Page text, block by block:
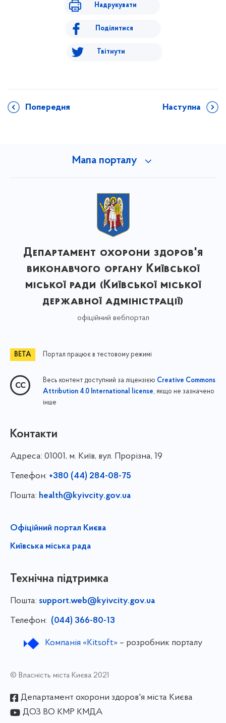
Надрукувати
Поділитися
Твітнути
Попередня Наступна
Мапа порталу
Департамент охорони здоров'я
виконавчого органу Київської
міської ради (Київської міської
державної адміністрації)
офіційний вебпортал
Портал працює в тестовому режимі
Весь контент доступний за ліцензією Creative Commons
Attribution 4.0 International license, якщо не зазначено
інше
Контакти
Адреса: 01001, м. Київ, вул. Прорізна, 19
Телефон: +380 (44) 284-08-75
Пошта: health@kyivcity.gov.ua
Офіційний портал Києва
Київська міська рада
Технічна підтримка
Пошта: support.web@kyivcity.gov.ua
Телефон: (044) 366-80-13
Компанія «Kitsoft»– розробник порталу
© Власність міста Києва 2021
Департамент охорони здоров'я міста Києва
ДОЗ ВО КМР КМДА